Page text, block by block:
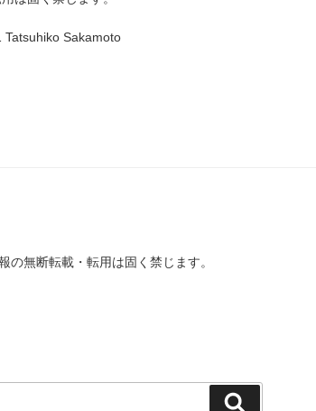
Tatsuhiko Sakamoto
の無断転載・転用は固く禁じます。